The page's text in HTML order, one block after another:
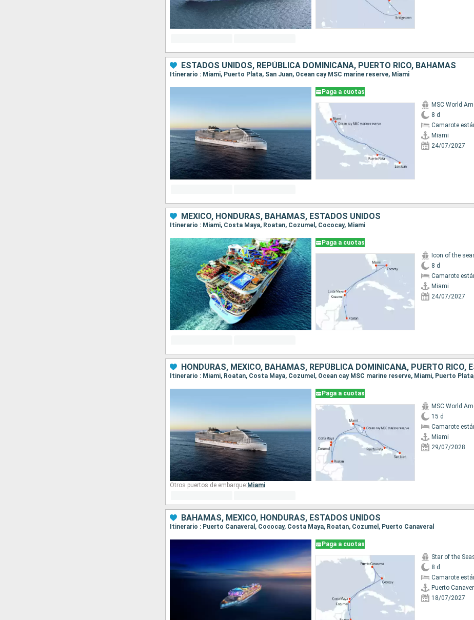
ESTADOS UNIDOS, REPÚBLICA DOMINICANA, PUERTO RICO, BAHAMAS
Itinerario : Miami, Puerto Plata, San Juan, Ocean cay MSC marine reserve, Miami
Paga a cuotas
MSC World
8 d
Camarote
Miami
24/07/2027
MÉXICO, HONDURAS, BAHAMAS, ESTADOS UNIDOS
Itinerario : Miami, Costa Maya, Roatan, Cozumel, Cococay, Miami
Paga a cuotas
Icon of the
8 d
Camarote
Miami
24/07/2027
Paga a cuotas
MSC World
15 d
Camarote
Miami
29/07/2028
Otros puertos de embarque: Miami
BAHAMAS, MÉXICO, HONDURAS, ESTADOS UNIDOS
Itinerario : Puerto Canaveral, Cococay, Costa Maya, Roatan, Cozumel, Puerto Canaveral
Paga a cuotas
Star of the
8 d
Camarote
Puerto
18/07/2027